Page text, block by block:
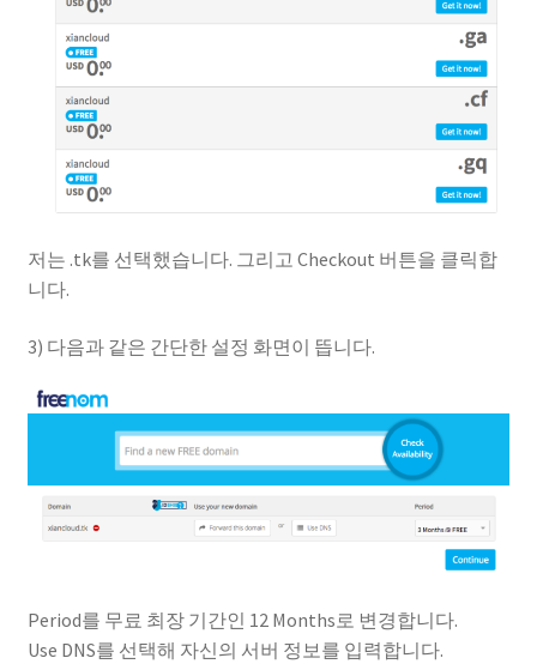
저는 .tk를 선택했습니다. 그리고 Checkout 버튼을 클릭합
니다.
3) 다음과 같은 간단한 설정 화면이 뜹니다.
Period를 무료 최장 기간인 12 Months로 변경합니다.
Use DNS를 선택해 자신의 서버 정보를 입력합니다.